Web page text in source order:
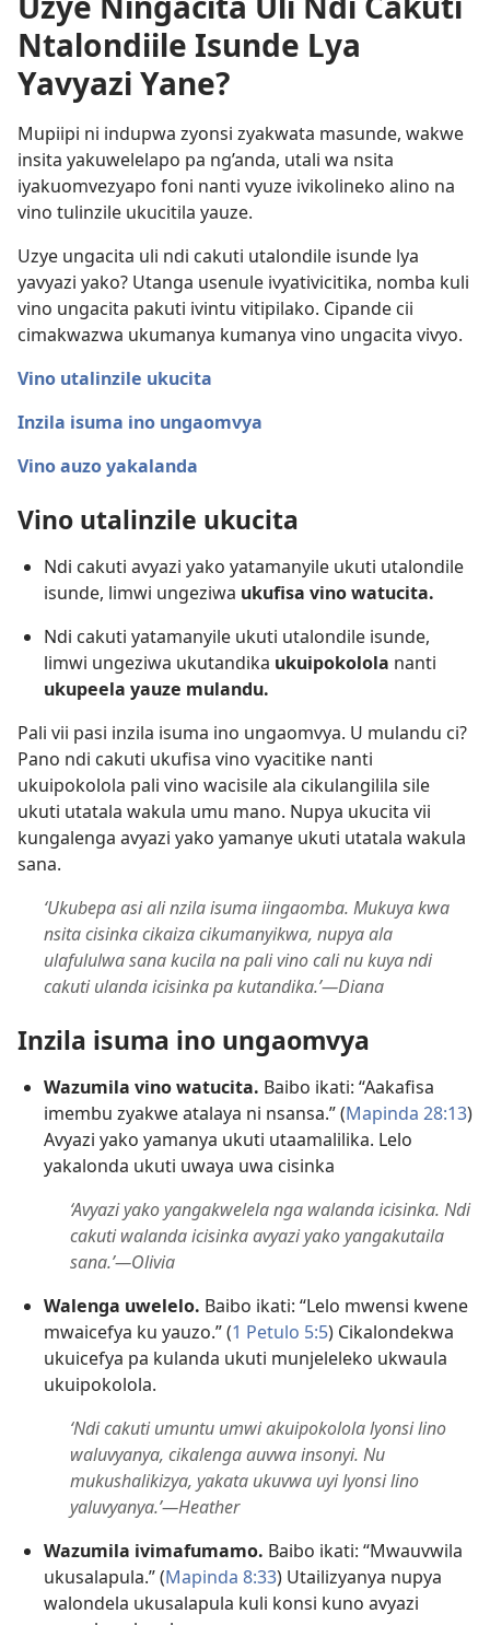
Ntalondiile Isunde Lya
Yavyazi Yane?
Mupiipi ni indupwa zyonsi zyakwata masunde, wakwe
insita yakuwelelapo pa ng’anda, utali wa nsita
iyakuomvezyapo foni nanti vyuze ivikolineko alino na
vino tulinzile ukucitila yauze.
Uzye ungacita uli ndi cakuti utalondile isunde lya
yavyazi yako? Utanga usenule ivyativicitika, nomba kuli
vino ungacita pakuti ivintu vitipilako. Cipande cii
cimakwazwa ukumanya kumanya vino ungacita vivyo.
Vino utalinzile ukucita
Inzila isuma ino ungaomvya
Vino auzo yakalanda
Vino utalinzile ukucita
Ndi cakuti avyazi yako yatamanyile ukuti utalondile
isunde, limwi ungeziwa ukufisa vino watucita.
Ndi cakuti yatamanyile ukuti utalondile isunde,
limwi ungeziwa ukutandika ukuipokolola nanti
ukupeela yauze mulandu.
Pali vii pasi inzila isuma ino ungaomvya. U mulandu ci?
Pano ndi cakuti ukufisa vino vyacitike nanti
ukuipokolola pali vino wacisile ala cikulangilila sile
ukuti utatala wakula umu mano. Nupya ukucita vii
kungalenga avyazi yako yamanye ukuti utatala wakula
sana.
‘Ukubepa asi ali nzila isuma iingaomba. Mukuya kwa
nsita cisinka cikaiza cikumanyikwa, nupya ala
ulafululwa sana kucila na pali vino cali nu kuya ndi
cakuti ulanda icisinka pa kutandika.’—Diana
Inzila isuma ino ungaomvya
Wazumila vino watucita. Baibo ikati: “Aakafisa
imembu zyakwe atalaya ni nsansa.” (Mapinda 28:13)
Avyazi yako yamanya ukuti utaamalilika. Lelo
yakalonda ukuti uwaya uwa cisinka
‘Avyazi yako yangakwelela nga walanda icisinka. Ndi
cakuti walanda icisinka avyazi yako yangakutaila
sana.’—Olivia
Walenga uwelelo. Baibo ikati: “Lelo mwensi kwene
mwaicefya ku yauzo.” (1 Petulo 5:5) Cikalondekwa
ukuicefya pa kulanda ukuti munjeleleko ukwaula
ukuipokolola.
‘Ndi cakuti umuntu umwi akuipokolola lyonsi lino
waluvyanya, cikalenga auvwa insonyi. Nu
mukushalikizya, yakata ukuvwa uyi lyonsi lino
yaluvyanya.’—Heather
Wazumila ivimafumamo. Baibo ikati: “Mwauvwila
ukusalapula.” (Mapinda 8:33) Utailizyanya nupya
walondela ukusalapula kuli konsi kuno avyazi